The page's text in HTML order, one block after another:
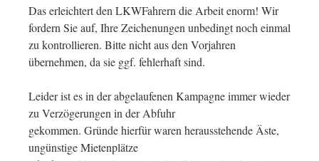
Das erleichtert den LKWFahrern die Arbeit enorm! Wir
fordern Sie auf, Ihre Zeichenungen unbedingt noch einmal
zu kontrollieren. Bitte nicht aus den Vorjahren
übernehmen, da sie ggf. fehlerhaft sind.
Leider ist es in der abgelaufenen Kampagne immer wieder
zu Verzögerungen in der Abfuhr
gekommen. Gründe hierfür waren herausstehende Äste,
ungünstige Mietenplätze